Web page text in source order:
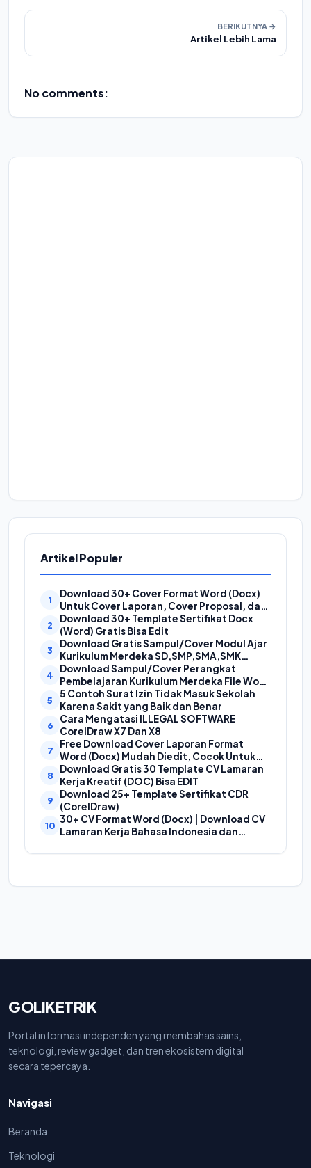
BERIKUTNYA →
Artikel Lebih Lama
No comments:
Artikel Populer
Download 30+ Cover Format Word (Docx)
Untuk Cover Laporan, Cover Proposal, dan
Cover Makalah
Download 30+ Template Sertifikat Docx
(Word) Gratis Bisa Edit
Download Gratis Sampul/Cover Modul Ajar
Kurikulum Merdeka SD,SMP,SMA,SMK
Format Doc (Ms Word)
Download Sampul/Cover Perangkat
Pembelajaran Kurikulum Merdeka File Word
(Doc) | Contoh Cover Kurikum Merdeka
5 Contoh Surat Izin Tidak Masuk Sekolah
Karena Sakit yang Baik dan Benar
Cara Mengatasi ILLEGAL SOFTWARE
CorelDraw X7 Dan X8
Free Download Cover Laporan Format
Word (Docx) Mudah Diedit, Cocok Untuk
Cover Laporan Kegiatan, Makalah Dan
Proposal
Download Gratis 30 Template CV Lamaran
Kerja Kreatif (DOC) Bisa EDIT
Download 25+ Template Sertifikat CDR
(CorelDraw)
30+ CV Format Word (Docx) | Download CV
Lamaran Kerja Bahasa Indonesia dan
GOLIKETRIK
Portal informasi independen yang membahas sains,
teknologi, review gadget, dan tren ekosistem digital
secara tepercaya.
Navigasi
Beranda
Teknologi